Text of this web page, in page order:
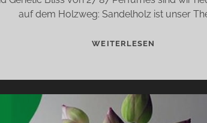
auf dem Holzweg: Sandelholz ist unser
WEITERLESEN